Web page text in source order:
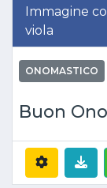
Immagine
viola
ONOMASTICO
Buon